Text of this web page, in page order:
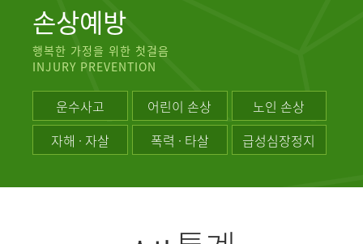
손상예방
행복한 가정을 위한 첫걸음
INJURY PREVENTION
운수사고 어린이 손상
노인 손상
자해 · 자살
폭력 · 타살 급성심장정지